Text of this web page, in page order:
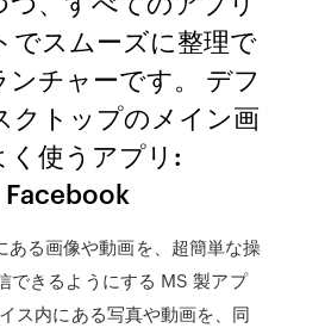
でスムーズに整理で
ンチャーです。 デフ
クトップのメイン画
く使うアプリ:
る画像や動画を、超簡単な操
できるようにする MS 製アプ
ス内にある写真や動画を、同